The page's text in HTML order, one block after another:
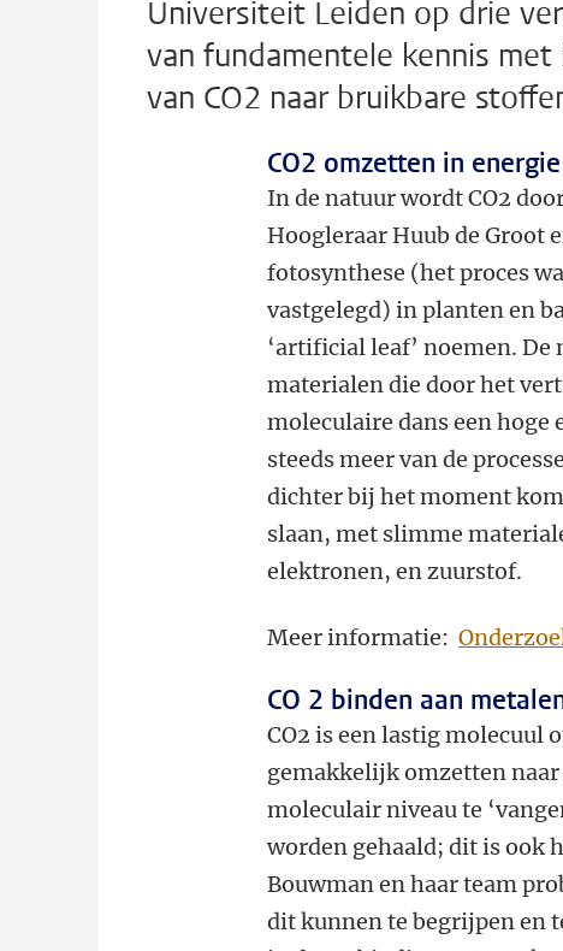
Universiteit Leiden op drie
van fundamentele kennis
van CO2 naar bruikbare
CO2 omzetten in
In de natuur wordt CO2
Hoogleraar Huub de Groot
fotosynthese (het proces
vastgelegd) in planten en
‘artificial leaf’ noemen.
materialen die door het
moleculaire dans een
steeds meer van de
dichter bij het moment
slaan, met slimme
elektronen, en zuurstof.
Meer informatie:
CO 2 binden aan
CO2 is een lastig molecuul
gemakkelijk omzetten naar
moleculair niveau te
worden gehaald; dit is ook
Bouwman en haar team
dit kunnen te begrijpen en